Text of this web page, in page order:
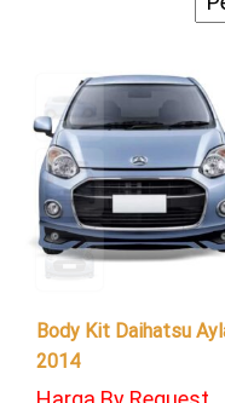
Body Kit Daihatsu
2014